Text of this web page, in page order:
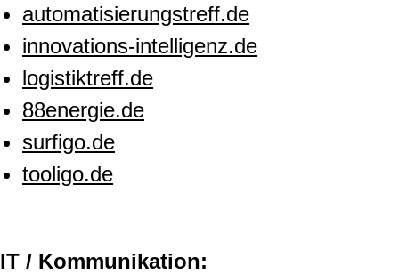
automatisierungstreff.de
innovations-intelligenz.de
logistiktreff.de
88energie.de
surfigo.de
tooligo.de
IT / Kommunikation: